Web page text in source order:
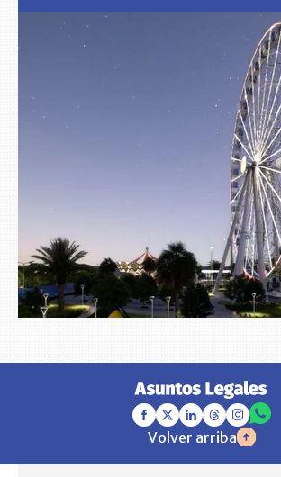
Volver arriba